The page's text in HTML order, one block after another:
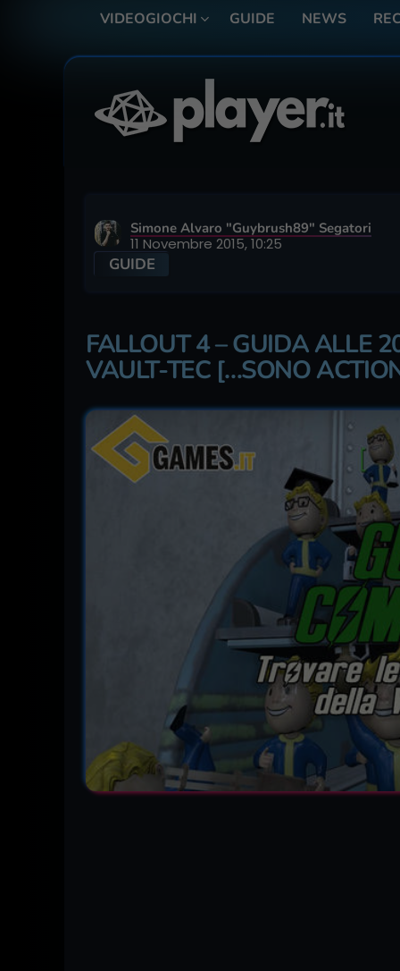
VIDEOGIOCHI GUIDE NEWS
Simone Alvaro "Guybrush89" Segatori
11 Novembre 2015, 10:25
GUIDE
FALLOUT 4 – GUIDA ALLE
VAULT-TEC […SONO